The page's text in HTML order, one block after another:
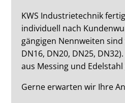
KWS Industrietechnik
individuell nach
gängigen Nennweiten sind
DN16, DN20, DN25,
aus Messing und
Gerne erwarten wir Ihre